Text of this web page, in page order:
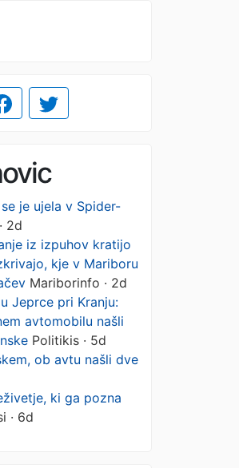
je ujela v Spider-
2d
iz izpuhov kratijo
kje v Mariboru
Mariborinfo · 2d
Jeprce pri Kranju:
avtomobilu našli
Politikis · 5d
ob avtu našli dve
ki ga pozna
· 6d